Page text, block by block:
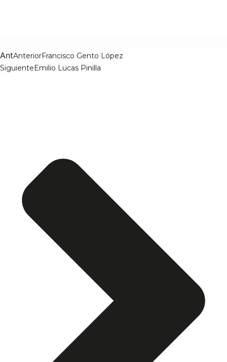
AntAnteriorFrancisco Gento López
SiguienteEmilio Lucas Pinilla